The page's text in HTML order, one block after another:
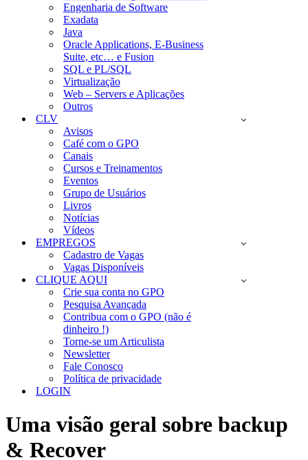
Engenharia de Software
Exadata
Java
Oracle Applications, E-Business
Suite, etc… e Fusion
SQL e PL/SQL
Virtualização
Web – Servers e Aplicações
Outros
CLV
Avisos
Café com o GPO
Canais
Cursos e Treinamentos
Eventos
Grupo de Usuários
Livros
Notícias
Vídeos
EMPREGOS
Cadastro de Vagas
Vagas Disponíveis
CLIQUE AQUI
Crie sua conta no GPO
Pesquisa Avançada
Contribua com o GPO (não é
dinheiro !)
Torne-se um Articulista
Newsletter
Fale Conosco
Política de privacidade
LOGIN
Uma visão geral sobre backup
& Recover